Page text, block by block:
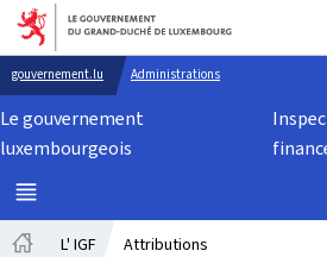
Aller au menu
Aller au contenu
gouvernement.lu Administrations
Le gouvernement
luxembourgeois
MENU
PRINCIPAL
L' IGF Attributions